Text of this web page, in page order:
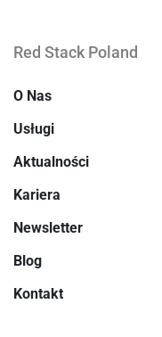
Red Stack Poland
O Nas
Usługi
Aktualności
Kariera
Newsletter
Blog
Kontakt